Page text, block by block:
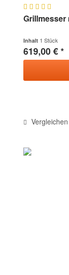
Grillmesser
Inhalt 1 Stück
619,00 € *
Vergleichen